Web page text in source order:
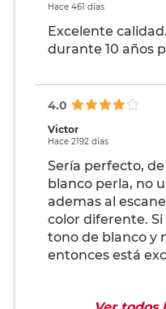
Hace 461 días
Excelente
durante 10 años
4.0
Victor
Hace 2192 días
Sería perfecto,
blanco perla, no
ademas al
color diferente.
tono de blanco y
entonces está